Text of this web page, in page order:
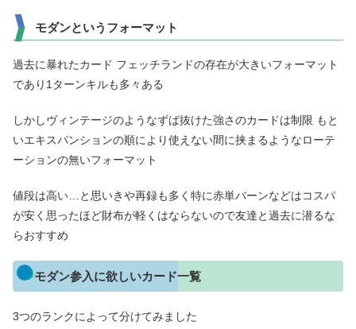
モダンというフォーマット
過去に暴れたカード フェッチランドの存在が大きいフォーマット
であり1ターンキルも多々ある
しかしヴィンテージのようなずば抜けた強さのカードは制限 もと
いエキスパンションの順により使えない間に挟まるようなローテ
ーションの無いフォーマット
値段は高い…と思いきや再録も多く特に赤単バーンなどはコスパ
が安く思ったほど財布が軽くはならないので友達と過去に潜るな
らおすすめ
モダン参入に欲しいカード一覧
3つのランクによって分けてみました